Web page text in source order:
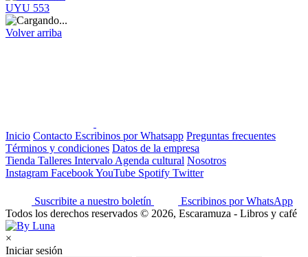
UYU 553
Volver arriba
Inicio Contacto Escribinos por Whatsapp Preguntas frecuentes
Términos y condiciones Datos de la empresa
Tienda Talleres Intervalo Agenda cultural Nosotros
Instagram FacebookYouTube Spotify Twitter
Suscribite a nuestro boletín
Escribinos por WhatsApp
Todos los derechos reservados © 2026, Escaramuza - Libros y café
×
Iniciar sesión